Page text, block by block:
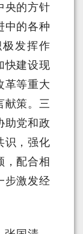
央的方针
中的各种
发挥作
快建设现
革等重大
献策。三
助党和政
识，强化
，配合相
步激发经